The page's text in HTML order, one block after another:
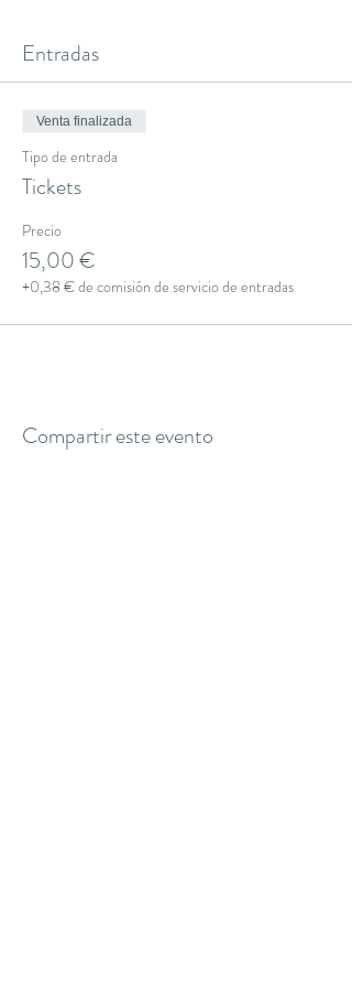
Entradas
Venta finalizada
Tipo de entrada
Tickets
Precio
15,00 €
+0,38 € de comisión de servicio de entradas
Compartir este evento